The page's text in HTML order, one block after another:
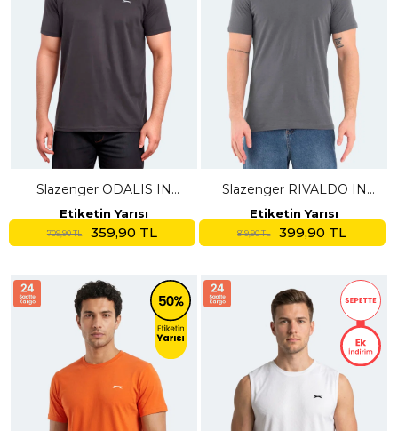
Slazenger ODALIS IN
Büyük Beden Erkek
Antrasit Tişört
Etiketin Yarısı
709,90 TL 359,90 TL
Slazenger RIVALDO IN
Erkek V Yaka Koyu Gri
Tişört
Etiketin Yarısı
819,90 TL 399,90 TL